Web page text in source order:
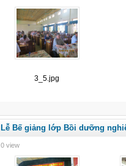
3_5.jpg
Lễ Bế giảng lớp Bồi dưỡng
0 view